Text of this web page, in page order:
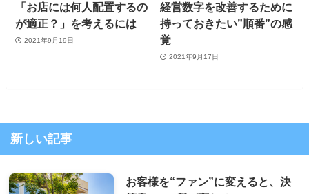
「お店には何人配置するの
が適正？」を考えるには
2021年9月19日
経営数字を改善するために
持っておきたい”順番”の感
覚
2021年9月17日
新しい記事
お客様を“ファン”に変えると、決